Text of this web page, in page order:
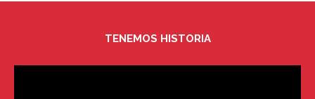
TENEMOS HISTORIA